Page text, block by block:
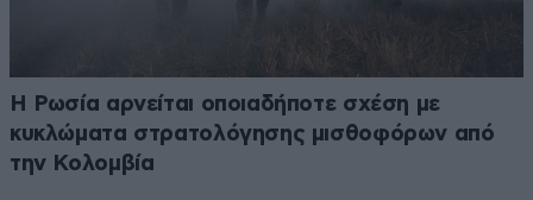
Η Ρωσία αρνείται οποιαδήποτε σχέση με
κυκλώματα στρατολόγησης μισθοφόρων από
την Κολομβία